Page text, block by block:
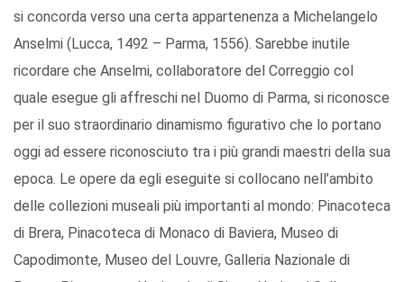
si concorda verso una certa appartenenza a Michelangelo
Anselmi (Lucca, 1492 – Parma, 1556). Sarebbe inutile
ricordare che Anselmi, collaboratore del Correggio col
quale esegue gli affreschi nel Duomo di Parma, si riconosce
per il suo straordinario dinamismo figurativo che lo portano
oggi ad essere riconosciuto tra i più grandi maestri della sua
epoca. Le opere da egli eseguite si collocano nell’ambito
delle collezioni museali più importanti al mondo: Pinacoteca
di Brera, Pinacoteca di Monaco di Baviera, Museo di
Capodimonte, Museo del Louvre, Galleria Nazionale di